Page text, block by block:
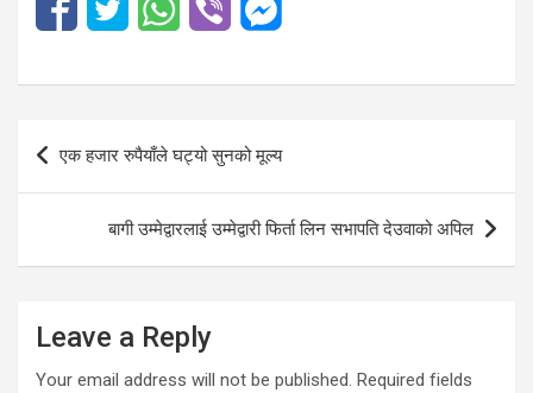
Post
navigation
एक हजार रुपैयाँले घट्यो सुनको मूल्य
बागी उम्मेद्वारलाई उम्मेद्वारी फिर्ता लिन सभापति देउवाको अपिल
Leave a Reply
Your email address will not be published. Required fields